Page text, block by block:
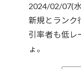
2024/02/07(
新規とランク
引率者も低レ
ょ。